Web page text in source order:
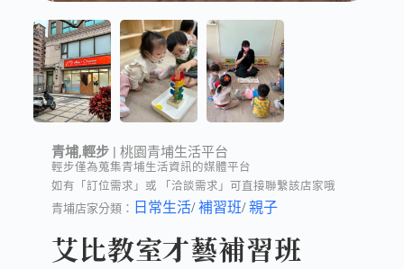
青埔,輕步| 桃園青埔生活平台
輕步僅為蒐集青埔生活資訊的媒體平台
如有「訂位需求」或 「洽談需求」可直接聯繫該店家哦
青埔店家分類： 日常生活/ 補習班/ 親子
艾比教室才藝補習班